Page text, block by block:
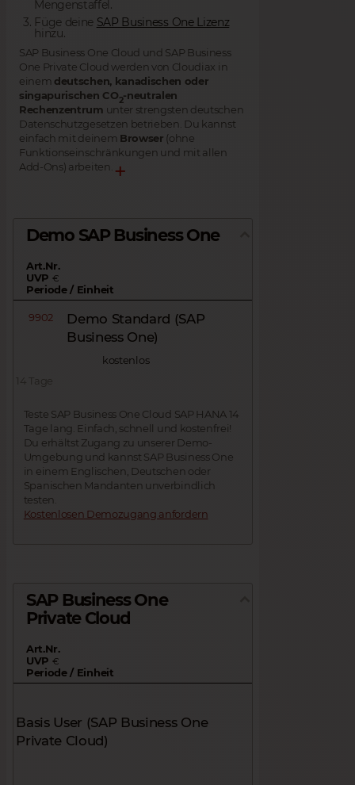
Mengenstaffel.
Füge deine SAP Business One Lizenz
hinzu.
SAP Business One Cloud und SAP Business
One Private Cloud werden von Cloudiax in
einem deutschen, kanadischen oder
singapurischen CO2-neutralen
Rechenzentrum unter strengsten deutschen
Datenschutzgesetzen betrieben. Du kannst
einfach mit deinem Browser (ohne
Funktionseinschränkungen und mit allen
Add-Ons) arbeiten.
Demo SAP Business One
Art.Nr.
UVP €
Periode / Einheit
9902
Demo Standard (SAP
Business One)
kostenlos
14 Tage
Teste SAP Business One Cloud SAP HANA 14
Tage lang. Einfach, schnell und kostenfrei!
Du erhältst Zugang zu unserer Demo-
Umgebung und kannst SAP Business One
in einem Englischen, Deutschen oder
Spanischen Mandanten unverbindlich
testen.
Kostenlosen Demozugang anfordern
SAP Business One
Private Cloud
Art.Nr.
UVP €
Periode / Einheit
Basis User (SAP Business One
Private Cloud)